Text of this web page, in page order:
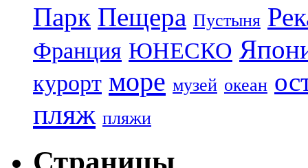
Парк Пещера Пустыня
Франция ЮНЕСКО
курорт море музей океан
пляж пляжи
Страницы